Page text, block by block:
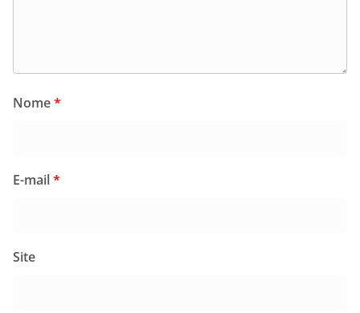
Nome*
E-mail*
Site